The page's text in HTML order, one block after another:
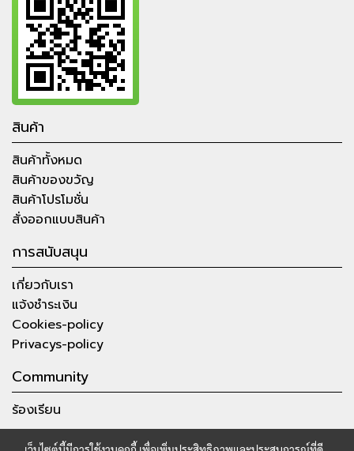
สินค้า
สินค้าทั้งหมด
สินค้าของขวัญ
สินค้าโปรโมชั่น
สั่งออกแบบสินค้า
การสนับสนุน
เกี่ยวกับเรา
แจ้งชำระเงิน
Cookies-policy
Privacys-policy
Community
ร้องเรียน